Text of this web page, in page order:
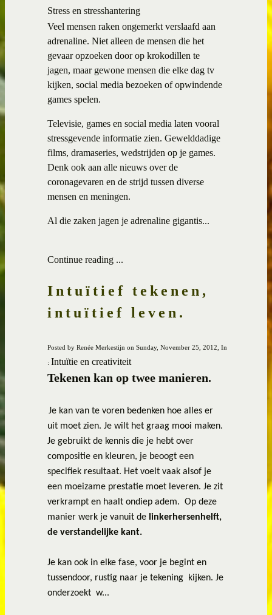
Stress en stresshantering
Veel mensen raken ongemerkt verslaafd aan
adrenaline. Niet alleen de mensen die het
gevaar opzoeken door op krokodillen te
jagen, maar gewone mensen die elke dag tv
kijken, social media bezoeken of opwindende
games spelen.
Televisie, games en social media laten vooral
stressgevende informatie zien. Gewelddadige
films, dramaseries, wedstrijden op je games.
Denk ook aan alle nieuws over de
coronagevaren en de strijd tussen diverse
mensen en meningen.
Al die zaken jagen je adrenaline gigantis...
Continue reading ...
Intuïtief tekenen,
intuïtief leven.
Posted by Renée Merkestijn on Sunday, November 25, 2012, In
: Intuïtie en creativiteit
Tekenen kan op twee manieren.
Je kan van te voren bedenken hoe alles er
uit moet zien. Je wilt het graag mooi maken.
Je gebruikt de kennis die je hebt over
compositie en kleuren, je beoogt een
specifiek resultaat. Het voelt vaak alsof je
een moeizame prestatie moet leveren. Je zit
verkrampt en haalt ondiep adem. Op deze
manier werk je vanuit de linkerhersenhelft,
de verstandelijke kant.
Je kan ook in elke fase, voor je begint en
tussendoor, rustig naar je tekening
kijken. Je
onderzoekt w...